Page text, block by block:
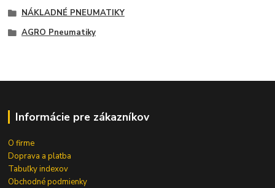
NÁKLADNÉ PNEUMATIKY
AGRO Pneumatiky
Informácie pre zákazníkov
O firme
Doprava a platba
Tabuľky indexov
Obchodné podmienky